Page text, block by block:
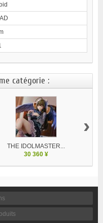
catégorie :
THE IDOLMASTER...
30 360 ¥
›